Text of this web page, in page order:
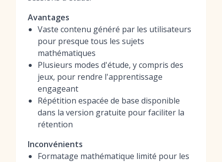
Avantages
Vaste contenu généré par les utilisateurs
pour presque tous les sujets
mathématiques
Plusieurs modes d'étude, y compris des
jeux, pour rendre l'apprentissage
engageant
Répétition espacée de base disponible
dans la version gratuite pour faciliter la
rétention
Inconvénients
Formatage mathématique limité pour les